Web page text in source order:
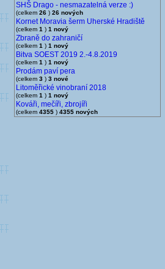
SHŠ Drago - nesmazatelná verze :)
(celkem 26 ) 26 nových
Kornet Moravia šerm Uherské Hradiště
(celkem 1 ) 1 nový
Zbraně do zahraničí
(celkem 1 ) 1 nový
Bitva SOEST 2019 2.-4.8.2019
(celkem 1 ) 1 nový
Prodám paví pera
(celkem 3 ) 3 nové
Litoměřické vinobraní 2018
(celkem 1 ) 1 nový
Kováři, mečíři, zbrojíři
(celkem 4355 ) 4355 nových